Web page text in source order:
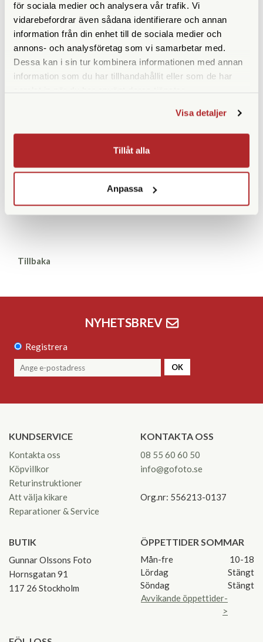
för sociala medier och analysera vår trafik. Vi
vidarebefordrar även sådana identifierare och annan
information från din enhet till de sociala medier och
annons- och analysföretag som vi samarbetar med.
Dessa kan i sin tur kombinera informationen med annan
information som du har tillhandahållit eller som de har
Visa detaljer
Tillåt alla
Anpassa
COOPH, med detaljer i tyskt läder.
Alla Paracord Strap-remmar finns i två olika längder, 100cm
och 126cm. Här ser du de varianter vi säljer:
Olive 126cm
Tillbaka
NYHETSBREV
Registrera
OK
KUNDSERVICE
Kontakta oss
Köpvillkor
Returinstruktioner
Att välja kikare
Reparationer & Service
KONTAKTA OSS
08 55 60 60 50
info@gofoto.se
Org.nr: 556213-0137
BUTIK
Gunnar Olssons Foto
Hornsgatan 91
117 26 Stockholm
ÖPPETTIDER SOMMAR
Mån-fre
10-18
Lördag
Stängt
Söndag
Stängt
Avvikande öppettider-
>